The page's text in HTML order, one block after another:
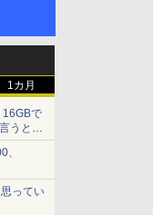
1カ月
16GBで
うとど
、
ってい